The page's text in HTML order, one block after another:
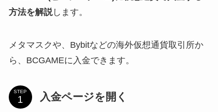
方法を解説します。
メタマスクや、Bybitなどの海外仮想通貨取引所か
ら、BCGAMEに入金できます。
STEP 入金ページを開く